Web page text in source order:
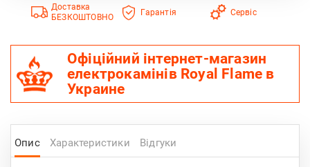
Доставка
БЕЗКОШТОВНО
Гарантія Сервіс
Офіційний інтернет-магазин
електрокамінів Royal Flame в
Украине
Опис Характеристики Відгуки